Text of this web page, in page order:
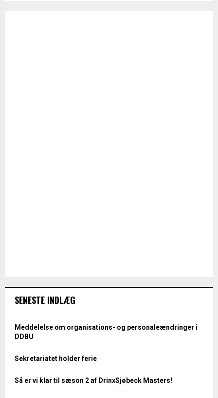
SENESTE INDLÆG
Meddelelse om organisations- og personaleændringer i
DDBU
Sekretariatet holder ferie
Så er vi klar til sæson 2 af DrinxSjøbeck Masters!